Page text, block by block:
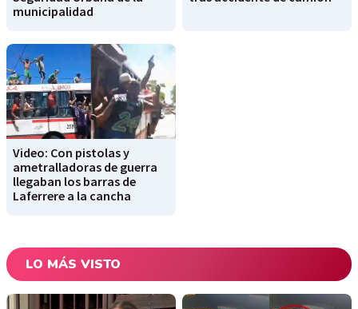
municipalidad
Video: Con pistolas y
ametralladoras de guerra
llegaban los barras de
Laferrere a la cancha
LO MÁS VISTO